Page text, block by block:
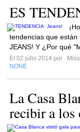
ES
tendencias que
JEANS! Y ¿Por qué
El 02 julio 2014 por
NONE
La Casa
recibir a los